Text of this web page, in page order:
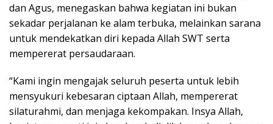
dan Agus, menegaskan bahwa kegiatan ini bukan
sekadar perjalanan ke alam terbuka, melainkan sarana
untuk mendekatkan diri kepada Allah SWT serta
mempererat persaudaraan.
“Kami ingin mengajak seluruh peserta untuk lebih
mensyukuri kebesaran ciptaan Allah, mempererat
silaturahmi, dan menjaga kekompakan. Insya Allah,